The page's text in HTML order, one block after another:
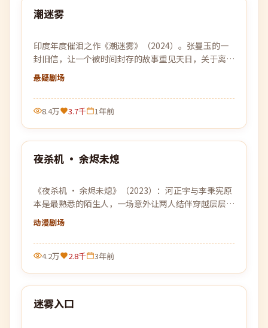
最新
潮迷雾
印度年度催泪之作《潮迷雾》（2024）。张曼玉的一
封旧信，让一个被时间封存的故事重见天日，关于离
别、守候与原谅。
悬疑剧场
8.4万 3.7千 1年前
最新
夜杀机 · 余烬未熄
《夜杀机 · 余烬未熄》（2023）：河正宇与李秉宪原
本是最熟悉的陌生人，一场意外让两人结伴穿越层层迷
雾，去寻找彼此的答案。
动漫剧场
4.2万 2.8千 3年前
最新
迷雾入口